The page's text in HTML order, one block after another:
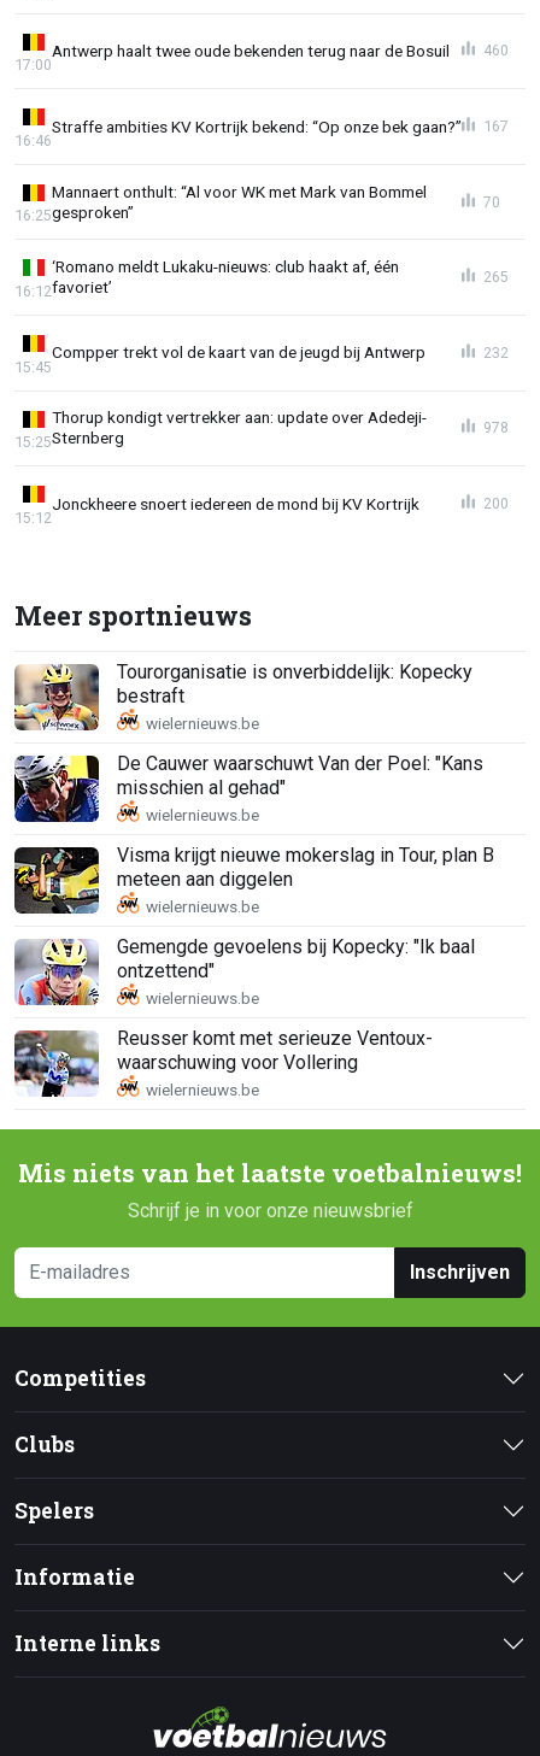
Antwerp haalt twee oude bekenden terug naar de Bosuil
17:00
460
Straffe ambities KV Kortrijk bekend: “Op onze bek gaan?”
16:46
167
Mannaert onthult: “Al voor WK met Mark van Bommel
gesproken”
16:25
70
‘Romano meldt Lukaku-nieuws: club haakt af, één
favoriet’
16:12
265
Compper trekt vol de kaart van de jeugd bij Antwerp
15:45
232
Thorup kondigt vertrekker aan: update over Adedeji-
Sternberg
15:25
978
Jonckheere snoert iedereen de mond bij KV Kortrijk
15:12
200
Meer sportnieuws
Tourorganisatie is onverbiddelijk: Kopecky
bestraft
De Cauwer waarschuwt Van der Poel: "Kans
misschien al gehad"
Visma krijgt nieuwe mokerslag in Tour, plan B
meteen aan diggelen
Gemengde gevoelens bij Kopecky: "Ik baal
ontzettend"
Reusser komt met serieuze Ventoux-
waarschuwing voor Vollering
Mis niets van het laatste voetbalnieuws!
Schrijf je in voor onze nieuwsbrief
Inschrijven
Competities
Clubs
Spelers
Informatie
Interne links